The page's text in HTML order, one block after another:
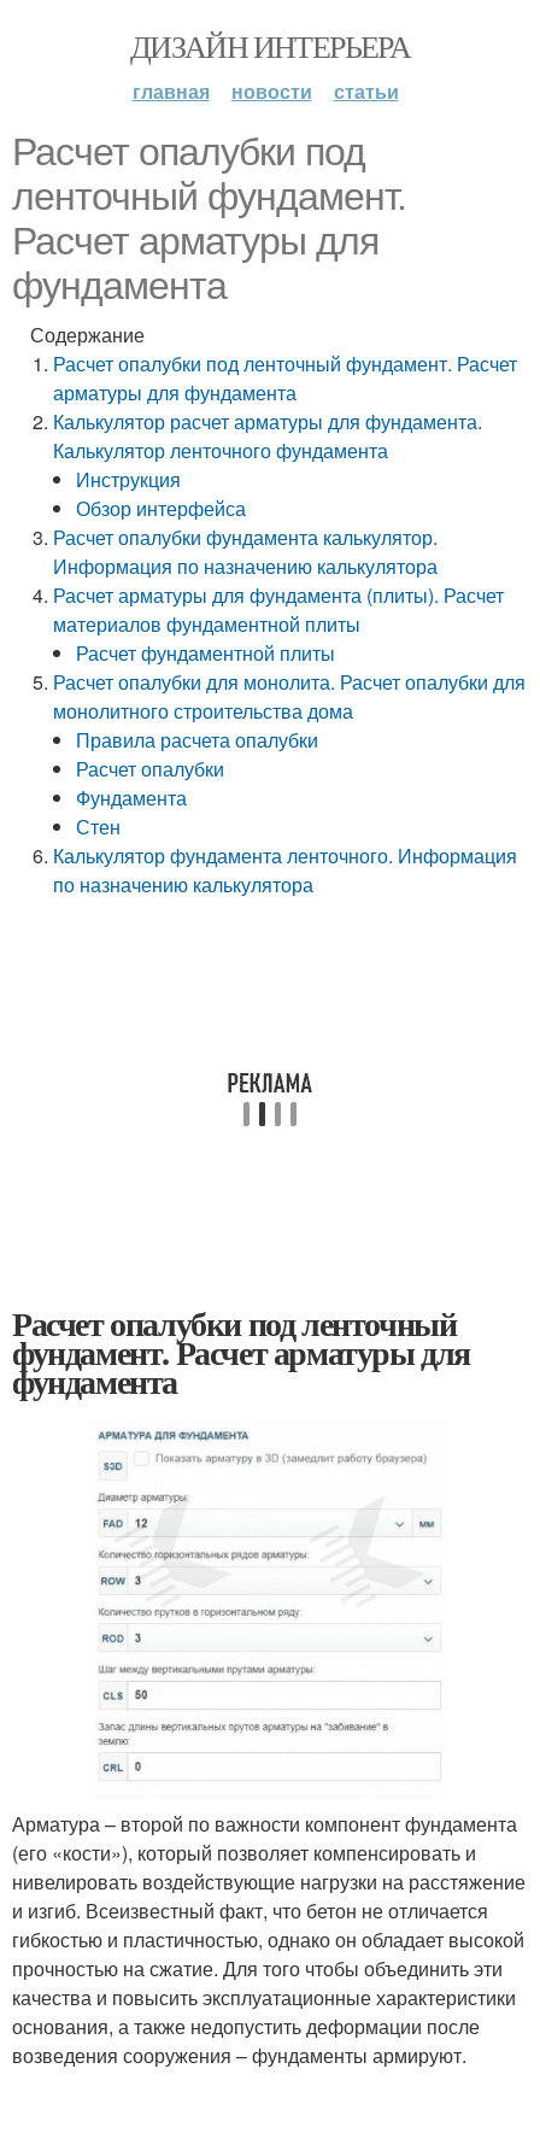
ДИЗАЙН ИНТЕРЬЕРА
главная новости статьи
Расчет опалубки под
ленточный фундамент.
Расчет арматуры для
фундамента
Содержание
Расчет опалубки под ленточный фундамент. Расчет
арматуры для фундамента
Калькулятор расчет арматуры для фундамента.
Калькулятор ленточного фундамента
Инструкция
Обзор интерфейса
Расчет опалубки фундамента калькулятор.
Информация по назначению калькулятора
Расчет арматуры для фундамента (плиты). Расчет
материалов фундаментной плиты
Расчет фундаментной плиты
Расчет опалубки для монолита. Расчет опалубки для
монолитного строительства дома
Правила расчета опалубки
Расчет опалубки
Фундамента
Стен
Калькулятор фундамента ленточного. Информация
по назначению калькулятора
Расчет опалубки под ленточный
фундамент. Расчет арматуры для
фундамента
Арматура – второй по важности компонент фундамента
(его «кости»), который позволяет компенсировать и
нивелировать воздействующие нагрузки на расстяжение
и изгиб. Всеизвестный факт, что бетон не отличается
гибкостью и пластичностью, однако он обладает высокой
прочностью на сжатие. Для того чтобы объединить эти
качества и повысить эксплуатационные характеристики
основания, а также недопустить деформации после
возведения сооружения – фундаменты армируют.